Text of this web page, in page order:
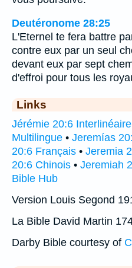
Deutéronome 28:25
L'Eternel te fera battre
contre eux par un seul
devant eux par sept
d'effroi pour tous les
Links
Jérémie 20:6 Interlinéaire
Multilingue • Jeremías
20:6 Français • Jeremia
20:6 Chinois • Jeremiah
Bible Hub
Version Louis Segond
La Bible David Martin
Darby Bible courtesy of